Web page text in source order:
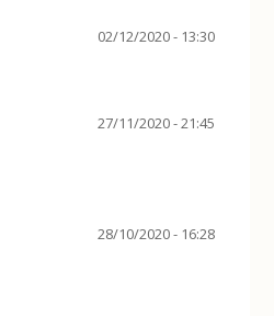
02/12/2020 - 13:30
27/11/2020 - 21:45
28/10/2020 - 16:28